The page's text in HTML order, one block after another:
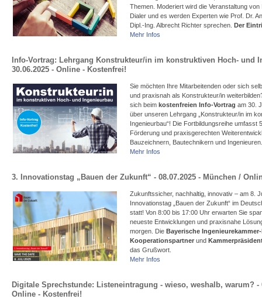
Themen. Moderiert wird die Veranstaltung von
Dialer und es werden Experten wie Prof. Dr.
Dipl.-Ing. Albrecht Richter sprechen. Der
Mehr Infos
Info-Vortrag: Lehrgang Konstrukteur/in im konstruktiven Hoch- und
30.06.2025 - Online - Kostenfrei!
Sie möchten Ihre Mitarbeitenden oder sich
und praxisnah als Konstrukteur/in
sich beim kostenfreien Info-Vortrag am 30.
über unseren Lehrgang „Konstrukteur/in im
Ingenieurbau“! Die Fortbildungsreihe umfasst
Förderung und praxisgerechten
Bauzeichnern, Bautechnikern und Ingenieuren.
Mehr Infos
3. Innovationstag „Bauen der Zukunft“ - 08.07.2025 - München /
Zukunftssicher, nachhaltig, innovativ – am 8.
Innovationstag „Bauen der Zukunft“ im
statt! Von 8:00 bis 17:00 Uhr erwarten Sie
neueste Entwicklungen und praxisnahe
morgen. Die Bayerische
Kooperationspartner und
das Grußwort.
Mehr Infos
Digitale Sprechstunde: Listeneintragung - wieso, weshalb, warum? -
Online - Kostenfrei!